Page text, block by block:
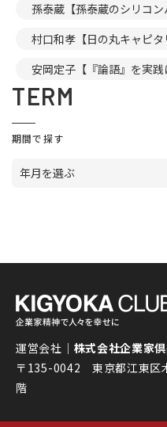
孫泰蔵【孫泰蔵のシリコン
村口和孝【日の丸キャピタ
安岡定子【『論語』を実践
TERM
期間で探す
年月を選ぶ
運営会社｜ 株式会社企業家
〒135-0042 東京都江東区
階